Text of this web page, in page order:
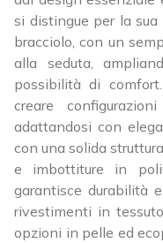
si distingue per la
bracciolo, con un
alla seduta,
possibilità di
creare
adattandosi con
con una solida
e imbottiture in
garantisce durabilità
rivestimenti in
opzioni in pelle ed